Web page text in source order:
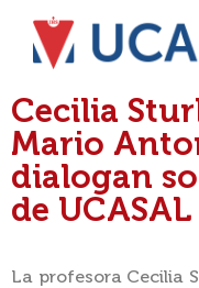
Cecilia
Mario
dialogan
de UCASAL
La profesora Cecilia